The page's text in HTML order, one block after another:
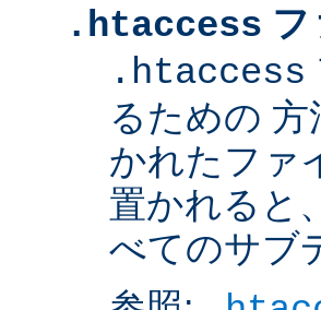
.htaccess フ
.htaccess
るための
かれたファ
置かれると
べてのサブ